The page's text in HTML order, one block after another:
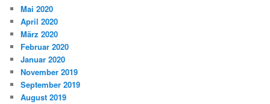
Mai 2020
April 2020
März 2020
Februar 2020
Januar 2020
November 2019
September 2019
August 2019